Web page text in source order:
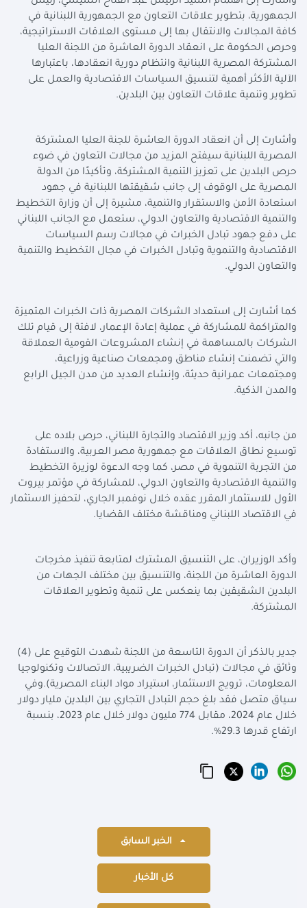
الجمهورية، بتطوير علاقات التعاون مع الجمهورية اللبنانية في
كافة المجالات والانتقال بها إلى مستوى العلاقات الاستراتيجية،
وحرص الحكومة على انعقاد الدورة العاشرة من اللجنة العليا
المشتركة المصرية اللبنانية وانتظام دورية انعقادها، باعتبارها
الآلية الأكثر أهمية لتنسيق السياسات الاقتصادية والعمل على
تطوير وتنمية علاقات التعاون بين البلدين.
وأشارت إلى أن انعقاد الدورة العاشرة للجنة العليا المشتركة
المصرية اللبنانية سيفتح المزيد من مجالات التعاون في ضوء
حرص البلدين على تعزيز التنمية المشتركة، وتأكيدًا من الدولة
المصرية على الوقوف إلى جانب شقيقتها اللبنانية في جهود
استعادة الأمن والاستقرار والتنمية، مشيرة إلى أن وزارة التخطيط
والتنمية الاقتصادية والتعاون الدولي، ستعمل مع الجانب اللبناني
على دفع جهود تبادل الخبرات في مجالات رسم السياسات
الاقتصادية والتنموية وتبادل الخبرات في مجال التخطيط والتنمية
والتعاون الدولي.
كما أشارت إلى استعداد الشركات المصرية ذات الخبرات المتميزة
والمتراكمة للمشاركة في عملية إعادة الإعمار، لافتة إلى قيام تلك
الشركات بالمساهمة في إنشاء المشروعات القومية العملاقة
والتي تضمنت إنشاء مناطق ومجمعات صناعية وزراعية،
ومجتمعات عمرانية حديثة، وإنشاء العديد من مدن الجيل الرابع
والمدن الذكية.
من جانبه، أكد وزير الاقتصاد والتجارة اللبناني، حرص بلاده على
توسيع نطاق العلاقات مع جمهورية مصر العربية، والاستفادة
من التجربة التنموية في مصر، كما وجه الدعوة لوزيرة التخطيط
والتنمية الاقتصادية والتعاون الدولي، للمشاركة في مؤتمر بيروت
الأول للاستثمار المقرر عقده خلال نوفمبر الجاري، لتحفيز الاستثمار
في الاقتصاد اللبناني ومناقشة مختلف القضايا.
وأكد الوزيران، على التنسيق المشترك لمتابعة تنفيذ مخرجات
الدورة العاشرة من اللجنة، والتنسيق بين مختلف الجهات من
البلدين الشقيقين بما ينعكس على تنمية وتطوير العلاقات
المشتركة.
جدير بالذكر أن الدورة التاسعة من اللجنة شهدت التوقيع على (4)
وثائق في مجالات (تبادل الخبرات الضريبية، الاتصالات وتكنولوجيا
المعلومات، ترويج الاستثمار، استيراد مواد البناء المصرية).وفي
سياق متصل فقد بلغ حجم التبادل التجاري بين البلدين مليار دولار
خلال عام 2024، مقابل 774 مليون دولار خلال عام 2023، بنسبة
ارتفاع قدرها 29.3%.
الخبر السابق
كل الأخبار